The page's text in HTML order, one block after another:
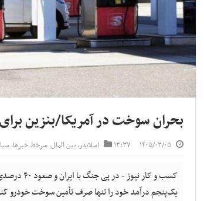
بحران سوخت در آمریکا/بنزین
۱۴۰۵/۰۳/۰۵ ۱۳:۳۷ اسلایدر,بین الملل,سرخط خبرها,
کسب و کار
یک‌پنجم درآمد خود را تنها صرف تأمین سوخت خودرو